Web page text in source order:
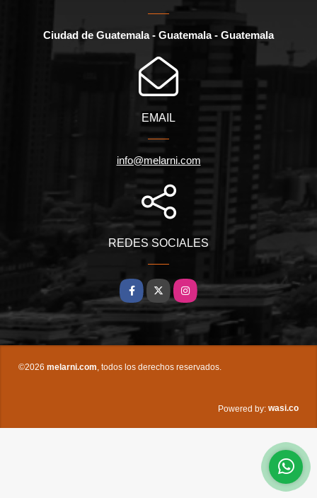
Ciudad de Guatemala - Guatemala - Guatemala
EMAIL
info@melarni.com
REDES SOCIALES
Facebook
X Instagram
©2026 melarni.com, todos los derechos reservados.
Powered by: wasi.co